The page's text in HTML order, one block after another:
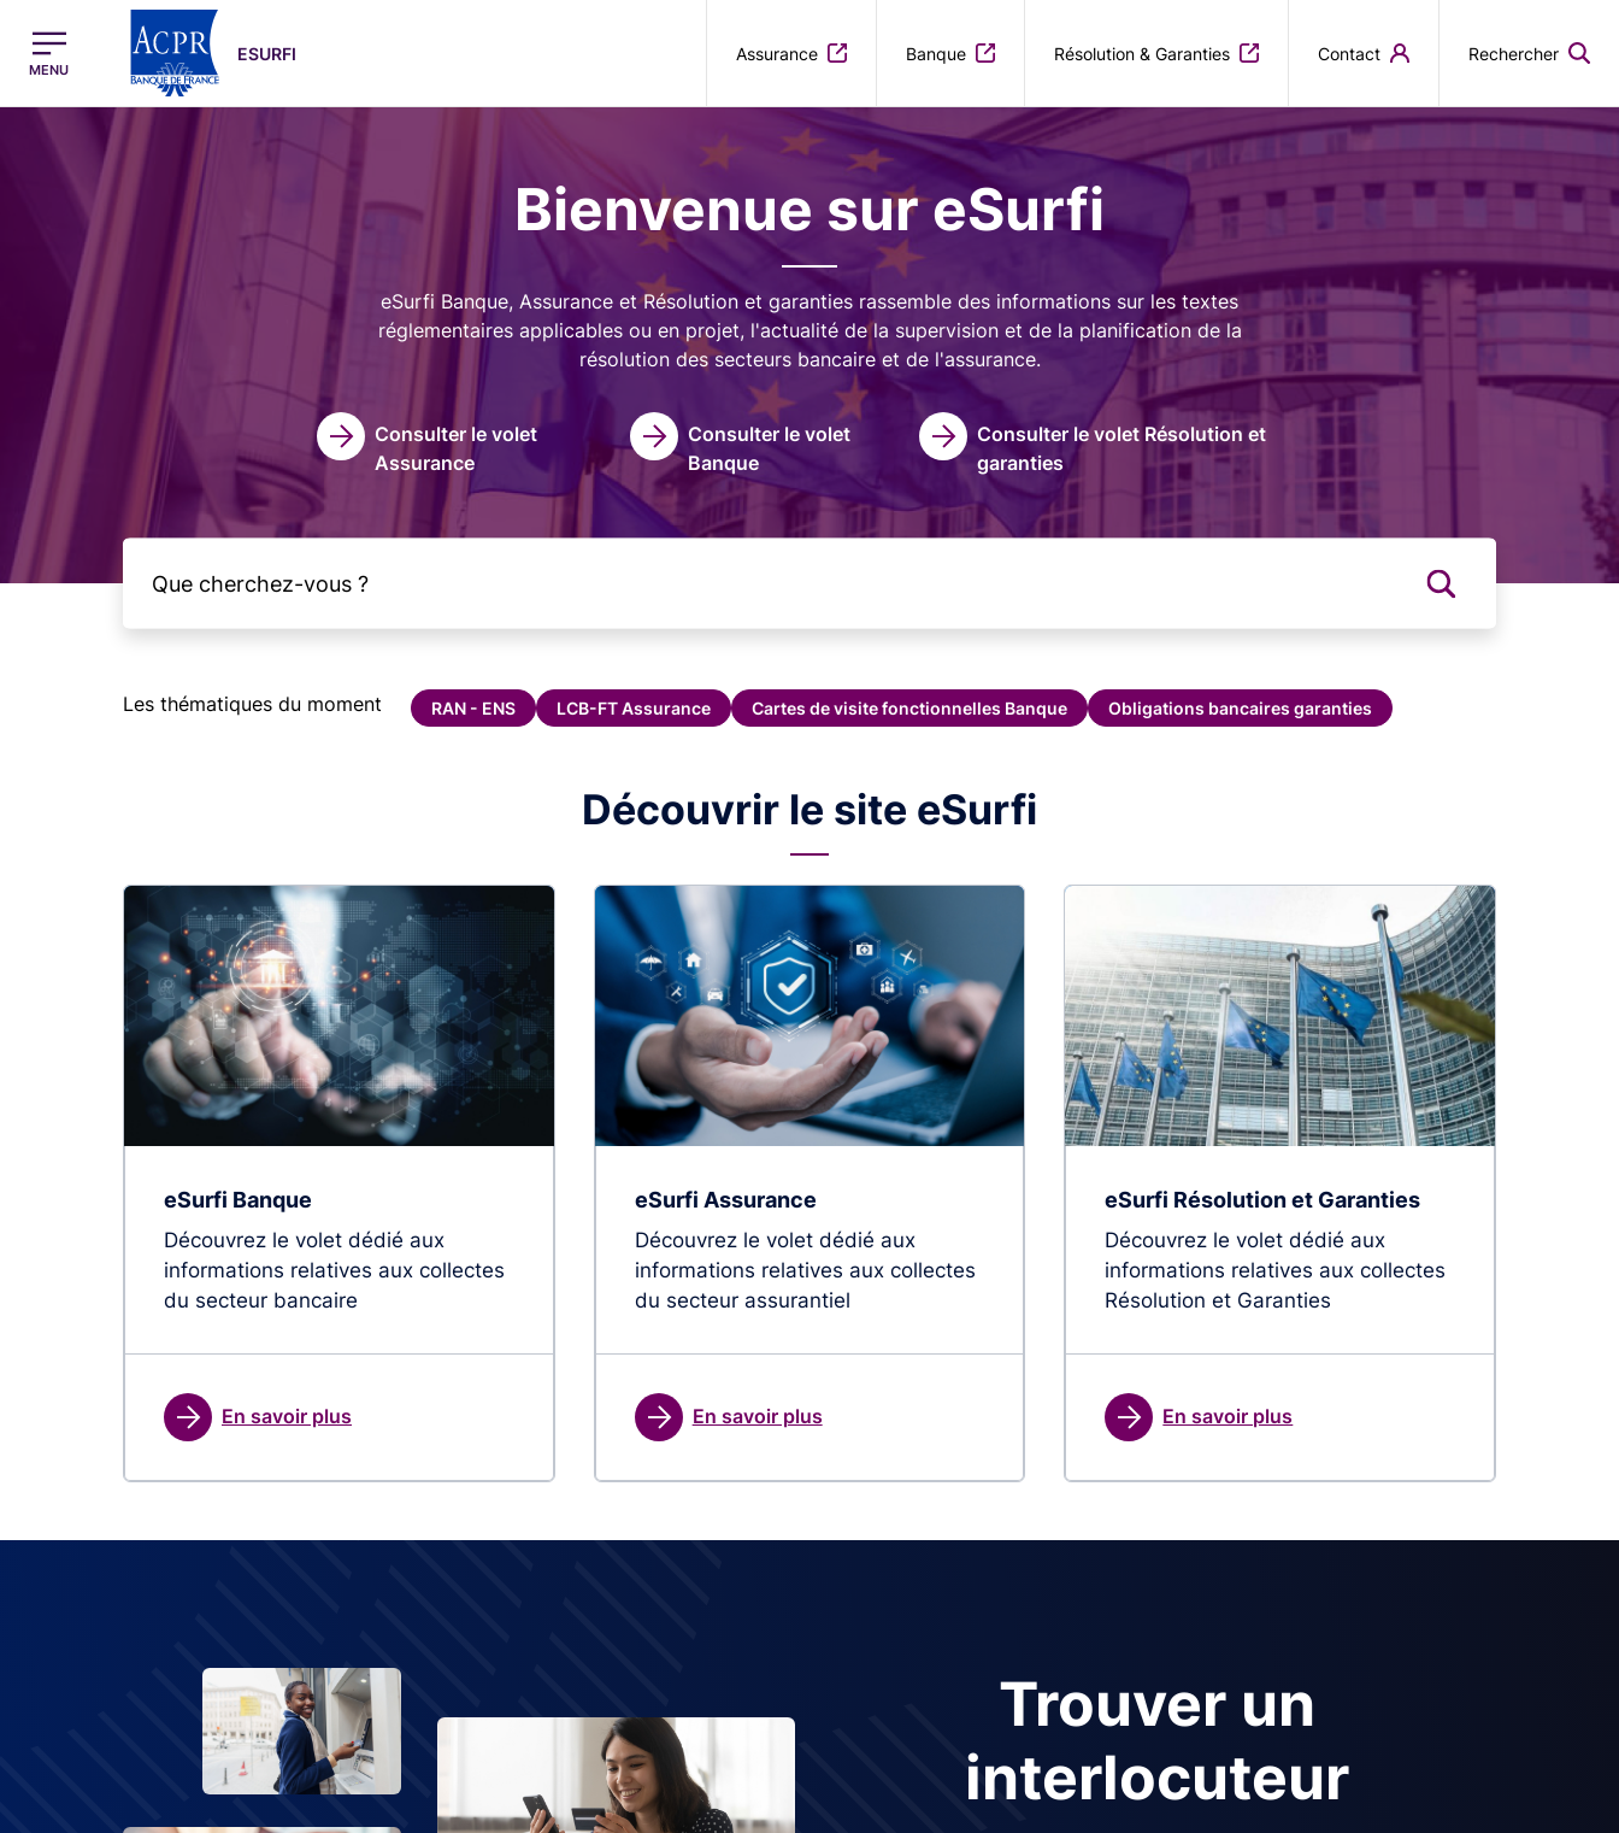
ESURFI Menu Principal
MENU
ESURFI Assurance Banque Résolution & Garanties Contact Rechercher
Image
Bienvenue sur eSurfi
eSurfi Banque, Assurance et Résolution et garanties rassemble des informations sur les textes
réglementaires applicables ou en projet, l'actualité de la supervision et de la planification de la
résolution des secteurs bancaire et de l'assurance.
Consulter le volet
Assurance
Consulter le volet
Banque
Consulter le volet Résolution et
garanties
Les thématiques du moment RAN - ENS LCB-FT Assurance Cartes de visite fonctionnelles Banque Obligations bancaires garanties
Découvrir le site eSurfi
eSurfi Banque
Découvrez le volet dédié aux
informations relatives aux collectes
du secteur bancaire
En savoir plus
eSurfi Assurance
Découvrez le volet dédié aux
informations relatives aux collectes
du secteur assurantiel
En savoir plus
eSurfi Résolution et Garanties
Découvrez le volet dédié aux
informations relatives aux collectes
Résolution et Garanties
En savoir plus
Trouver un
interlocuteur